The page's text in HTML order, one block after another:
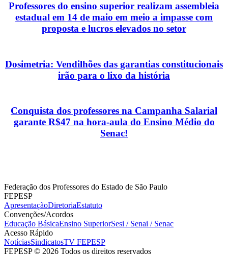
Professores do ensino superior realizam assembleia
estadual em 14 de maio em meio a impasse com
proposta e lucros elevados no setor
Dosimetria: Vendilhões das garantias constitucionais
irão para o lixo da história
Conquista dos professores na Campanha Salarial
garante R$47 na hora-aula do Ensino Médio do
Senac!
Federação dos Professores do Estado de São Paulo
FEPESP
ApresentaçãoDiretoriaEstatuto
Convenções/Acordos
Educação BásicaEnsino SuperiorSesi / Senai / Senac
Acesso Rápido
NotíciasSindicatosTV FEPESP
FEPESP © 2026 Todos os direitos reservados